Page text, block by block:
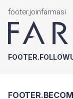
footer.joinfarmasi